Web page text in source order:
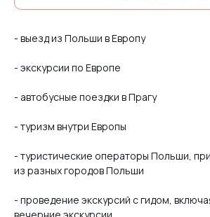
- выезд из Польши в Европу
- экскурсии по Европе
- автобусные поездки в Прагу
- туризм внутри Европы
- туристические операторы Польши,
из разных городов Польши
- проведение экскурсий с гидом,